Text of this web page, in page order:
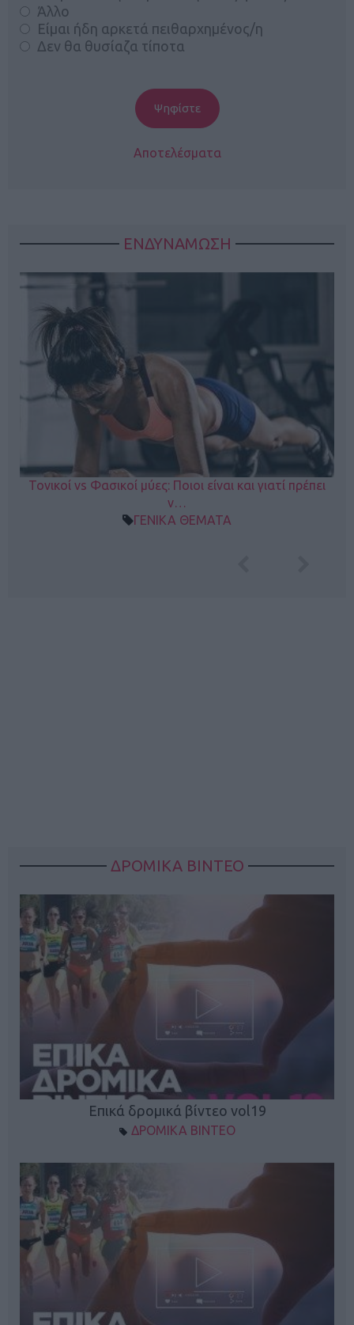
Άλλο
Είμαι ήδη αρκετά πειθαρχημένος/η
Δεν θα θυσίαζα τίποτα
Αποτελέσματα
ΕΝΔΥΝΑΜΩΣΗ
Τονικοί vs Φασικοί μύες: Ποιοι είναι και γιατί πρέπει
ν…
ΓΕΝΙΚΑ ΘΕΜΑΤΑ
ΔΡΟΜΙΚΑ ΒΙΝΤΕΟ
Επικά δρομικά βίντεο vol19
ΔΡΟΜΙΚΑ ΒΙΝΤΕΟ